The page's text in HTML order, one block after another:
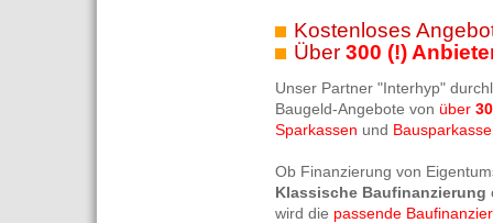
Kostenloses
Über 300 (!)
Unser Partner "Interhyp"
Baugeld-Angebote von über
Sparkassen und
Ob Finanzierung von
Klassische Baufinanzierung
wird die passende